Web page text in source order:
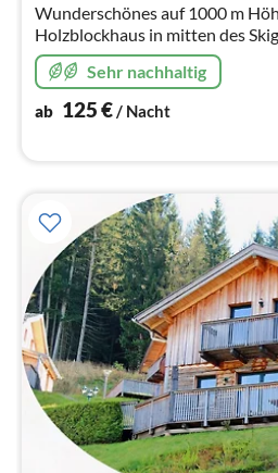
Wunderschönes auf 1000 m
Holzblockhaus in mitten des
mit 3 Schlafzimmern und 2
Panoramablick durch
Sehr nachhaltig
ab 125€/ Nacht